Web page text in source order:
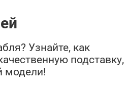
Узнайте, как
подставку,
модели!